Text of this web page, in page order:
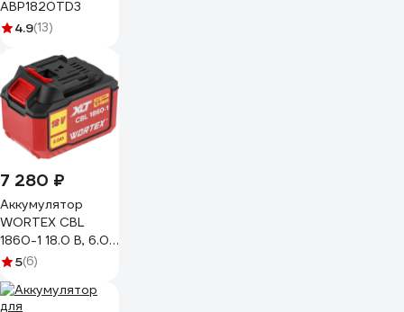
ABP1820TD3
4.9(13)
7 280 ₽
Аккумулятор
WORTEX CBL
1860-1 18.0 В, 6.0
А/ч, Li-Ion XLT
5(6)